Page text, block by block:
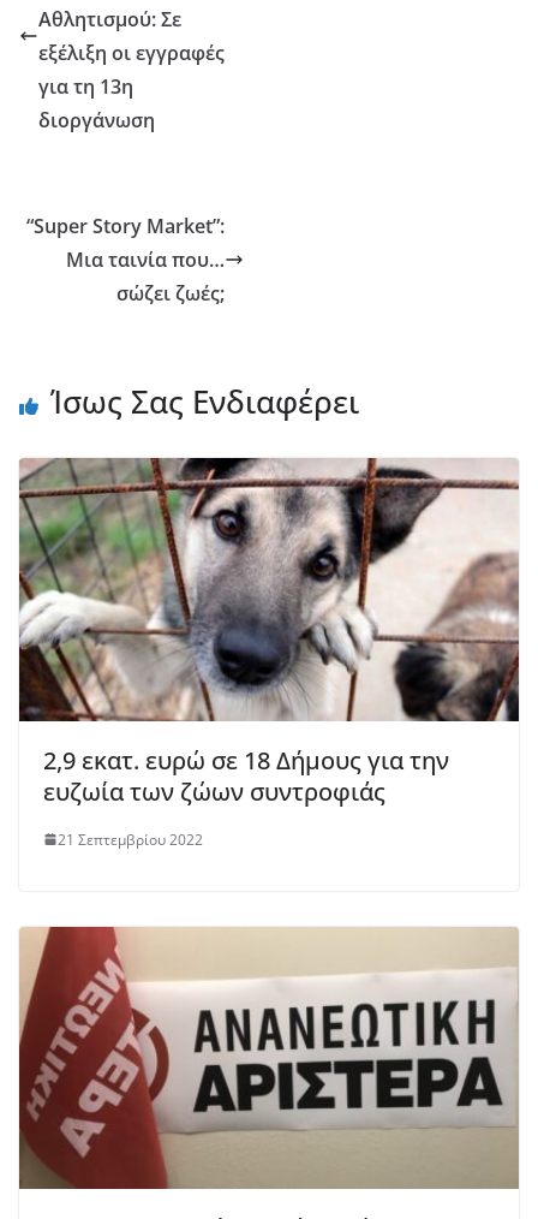
Αθλητισμού: Σε
εξέλιξη οι εγγραφές
για τη 13η
διοργάνωση
“Super Story Market”:
Μια ταινία που…
σώζει ζωές;
Ίσως Σας Ενδιαφέρει
2,9 εκατ. ευρώ σε 18 Δήμους για την
ευζωία των ζώων συντροφιάς
21 Σεπτεμβρίου 2022